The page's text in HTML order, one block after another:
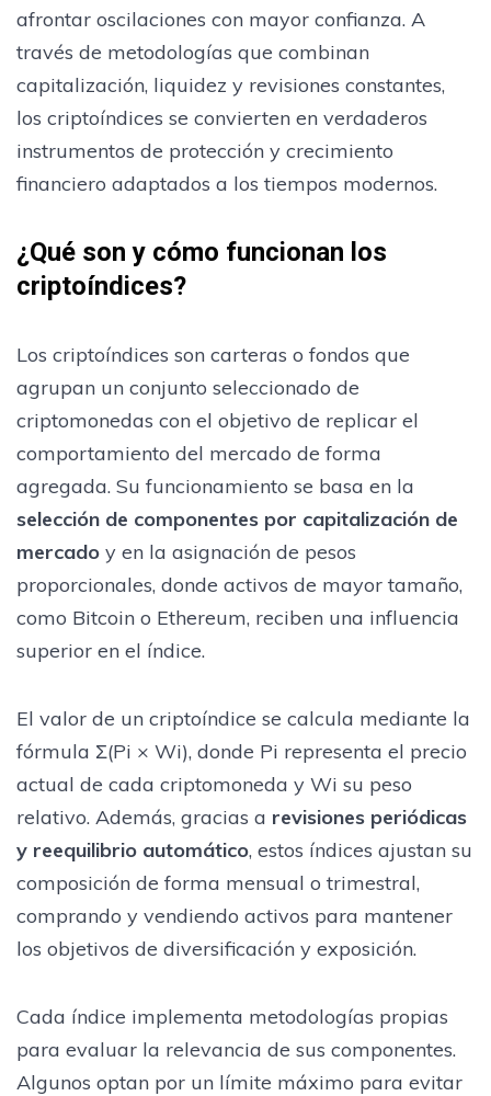
afrontar oscilaciones con mayor confianza. A
través de metodologías que combinan
capitalización, liquidez y revisiones constantes,
los criptoíndices se convierten en verdaderos
instrumentos de protección y crecimiento
financiero adaptados a los tiempos modernos.
¿Qué son y cómo funcionan los
criptoíndices?
Los criptoíndices son carteras o fondos que
agrupan un conjunto seleccionado de
criptomonedas con el objetivo de replicar el
comportamiento del mercado de forma
agregada. Su funcionamiento se basa en la
selección de componentes por capitalización de
mercado y en la asignación de pesos
proporcionales, donde activos de mayor tamaño,
como Bitcoin o Ethereum, reciben una influencia
superior en el índice.
El valor de un criptoíndice se calcula mediante la
fórmula Σ(Pi × Wi), donde Pi representa el precio
actual de cada criptomoneda y Wi su peso
relativo. Además, gracias a revisiones periódicas
y reequilibrio automático, estos índices ajustan su
composición de forma mensual o trimestral,
comprando y vendiendo activos para mantener
los objetivos de diversificación y exposición.
Cada índice implementa metodologías propias
para evaluar la relevancia de sus componentes.
Algunos optan por un límite máximo para evitar